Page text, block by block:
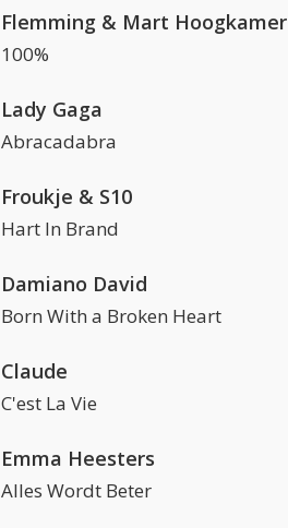
Flemming & Mart Hoogkamer
100%
Lady Gaga
Abracadabra
Froukje & S10
Hart In Brand
Damiano David
Born With a Broken Heart
Claude
C'est La Vie
Emma Heesters
Alles Wordt Beter